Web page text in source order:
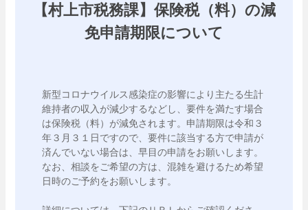
【村上市税務課】保険税（料）の減
免申請期限について
新型コロナウイルス感染症の影響により主たる生計
維持者の収入が減少するなどし、要件を満たす場合
は保険税（料）が減免されます。申請期限は令和３
年３月３１日ですので、要件に該当する方で申請が
済んでいない場合は、早目の申請をお願いします。
なお、相談をご希望の方は、混雑を避けるため希望
日時のご予約をお願いします。